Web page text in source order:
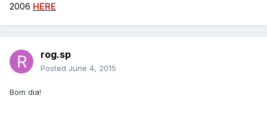
2006 HERE
rog.sp
Posted June 4, 2015
Bom dia!